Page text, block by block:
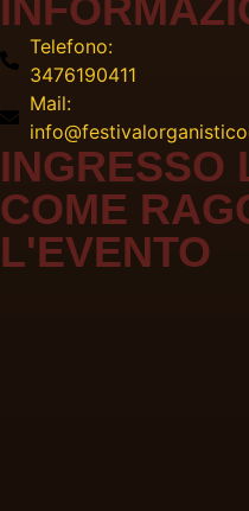
Telefono:
3476190411
Mail:
INGRESSO
COME
L'EVENTO